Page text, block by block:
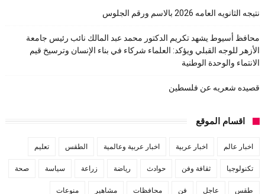
نتيجه الثانويه العامه 2026 بالاسم ورقم الجلوس
محافظ أسيوط يشهد تكريم الدكتور محمد عبد المالك نائب رئيس جامعة
الأزهر للوجه القبلي ويؤكد: العلماء شركاء في بناء الإنسان وترسيخ قيم
الانتماء والوحدة الوطنية
قصيده شعريه عن فلسطين
اقسام الموقع
اخبار عالم اخبار عربية اخبار عربية وعالمية الطقس تعليم
تكنولوجيا ثقافة وفن حوادث رياضة زراعة سياسة صحة
طقس عاجل فن محافظات مشاهير منوعات